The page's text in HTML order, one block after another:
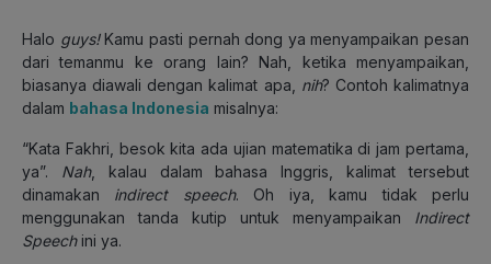
Halo guys! Kamu pasti pernah dong ya menyampaikan pesan
dari temanmu ke orang lain? Nah, ketika menyampaikan,
biasanya diawali dengan kalimat apa, nih? Contoh kalimatnya
dalam bahasa Indonesia misalnya:
“Kata Fakhri, besok kita ada ujian matematika di jam pertama,
ya”. Nah, kalau dalam bahasa Inggris, kalimat tersebut
dinamakan indirect speech. Oh iya, kamu tidak perlu
menggunakan tanda kutip untuk menyampaikan Indirect
Speechini ya.